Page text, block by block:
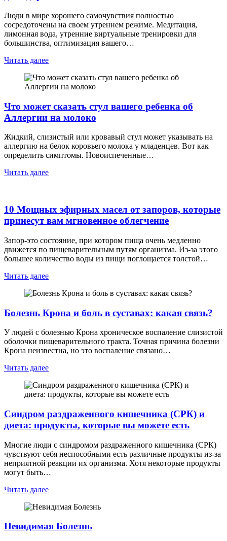
Люди в мире хорошего самочувствия полностью
сосредоточены на своем утреннем режиме. Медитация,
лимонная вода, утренние виртуальные тренировки для
большинства, оптимизация вашего…
Читать далее
Что может сказать стул вашего ребенка об
Аллергии на молоко
Жидкий, слизистый или кровавый стул может указывать на
аллергию на белок коровьего молока у младенцев. Вот как
определить симптомы. Новоиспеченные…
Читать далее
10 Мощных эфирных масел от запоров, которые
принесут вам мгновенное облегчение
Запор-это состояние, при котором пища очень медленно
движется по пищеварительным путям организма. Из-за этого
большее количество воды из пищи поглощается толстой…
Читать далее
Болезнь Крона и боль в суставах: какая связь?
У людей с болезнью Крона хроническое воспаление слизистой
оболочки пищеварительного тракта. Точная причина болезни
Крона неизвестна, но это воспаление связано…
Читать далее
Синдром раздраженного кишечника (СРК) и
диета: продукты, которые вы можете есть
Многие люди с синдромом раздраженного кишечника (СРК)
чувствуют себя неспособными есть различные продукты из-за
неприятной реакции их организма. Хотя некоторые продукты
могут быть…
Читать далее
Невидимая Болезнь